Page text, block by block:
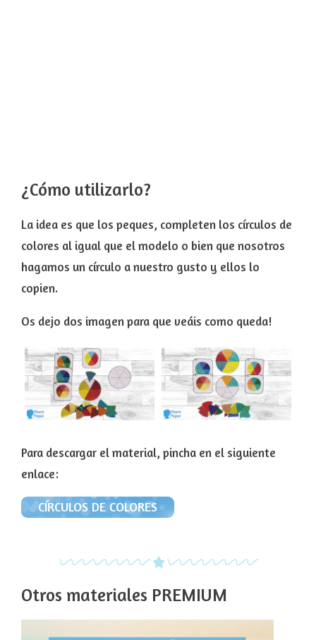
¿Cómo utilizarlo?
La idea es que los peques, completen los círculos de
colores al igual que el modelo o bien que nosotros
hagamos un círculo a nuestro gusto y ellos lo
copien.
Os dejo dos imagen para que veáis como queda!
Para descargar el material, pincha en el siguiente
enlace:
CÍRCULOS DE COLORES
Otros materiales PREMIUM